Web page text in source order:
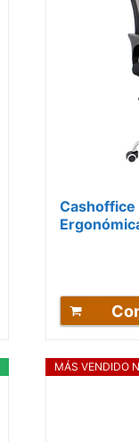
Cashoffice
MÁS VENDIDO